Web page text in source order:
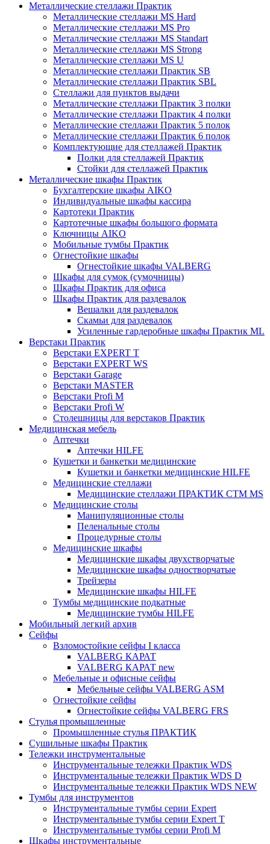
Металлические стеллажи Практик
Металлические стеллажи MS Hard
Металлические стеллажи MS Pro
Металлические стеллажи MS Standart
Металлические стеллажи MS Strong
Металлические стеллажи MS U
Металлические стеллажи Практик SB
Металлические стеллажи Практик SBL
Стеллажи для пунктов выдачи
Металлические стеллажи Практик 3 полки
Металлические стеллажи Практик 4 полки
Металлические стеллажи Практик 5 полок
Металлические стеллажи Практик 6 полок
Комплектующие для стеллажей Практик
Полки для стеллажей Практик
Стойки для стеллажей Практик
Металлические шкафы Практик
Бухгалтерские шкафы AIKO
Индивидуальные шкафы кассира
Картотеки Практик
Картотечные шкафы большого формата
Ключницы AIKO
Мобильные тумбы Практик
Огнестойкие шкафы
Огнестойкие шкафы VALBERG
Шкафы для сумок (сумочницы)
Шкафы Практик для офиса
Шкафы Практик для раздевалок
Вешалки для раздевалок
Скамьи для раздевалок
Усиленные гардеробные шкафы Практик ML
Верстаки Практик
Верстаки EXPERT T
Верстаки EXPERT WS
Верстаки Garage
Верстаки MASTER
Верстаки Profi M
Верстаки Profi W
Столешницы для верстаков Практик
Медицинская мебель
Аптечки
Аптечки HILFE
Кушетки и банкетки медицинские
Кушетки и банкетки медицинские HILFE
Медицинские стеллажи
Медицинские стеллажи ПРАКТИК СТМ MS
Медицинские столы
Манипуляционные столы
Пеленальные столы
Процедурные столы
Медицинские шкафы
Медицинские шкафы двухстворчатые
Медицинские шкафы одностворчатые
Трейзеры
Медицинские шкафы HILFE
Тумбы медицинские подкатные
Медицинские тумбы HILFE
Мобильный легкий архив
Сейфы
Взломостойкие сейфы I класса
VALBERG КАРАТ
VALBERG КАРАТ new
Мебельные и офисные сейфы
Мебельные сейфы VALBERG ASM
Огнестойкие сейфы
Огнестойкие сейфы VALBERG FRS
Стулья промышленные
Промышленные стулья ПРАКТИК
Сушильные шкафы Практик
Тележки инструментальные
Инструментальные тележки Практик WDS
Инструментальные тележки Практик WDS D
Инструментальные тележки Практик WDS NEW
Тумбы для инструментов
Инструментальные тумбы серии Expert
Инструментальные тумбы серии Expert T
Инструментальные тумбы серии Profi M
Шкафы инструментальные